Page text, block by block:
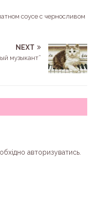
соусе с черносливом
NEXT
музыкант”
авторизуватись